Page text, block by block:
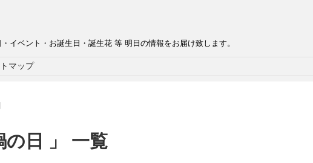
イベント・お誕生日・誕生花 等 明日の情報をお届け致します。
マップ
の日 」 一覧